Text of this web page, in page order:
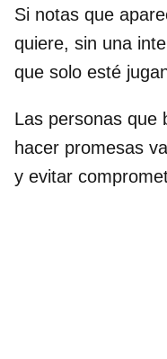
Si notas que
quiere, sin una
que solo esté
Las personas que
hacer promesas
y evitar